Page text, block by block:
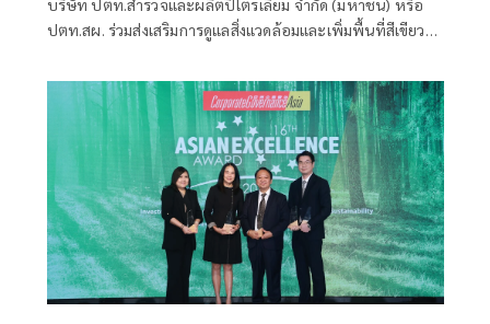
บริษัท ปตท.สำรวจและผลิตปิโตรเลียม จำกัด (มหาชน) หรือ
ปตท.สผ. ร่วมส่งเสริมการดูแลสิ่งแวดล้อมและเพิ่มพื้นที่สีเขียวใน
เบญจทัศ